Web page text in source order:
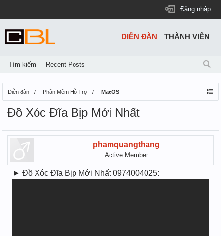
Đăng nhập
Diễn đàn Phần Mềm Hỗ Trợ MacOS
Đồ Xóc Đĩa Bịp Mới Nhất
phamquangthang
Active Member
► Đồ Xóc Đĩa Bịp Mới Nhất 0974004025:
DIỄN ĐÀN
Tìm kiếm Recent Posts
THÀNH VIÊN